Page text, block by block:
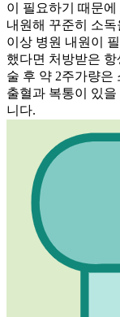
이 필요하기 때문에
내원해 꾸준히 소
이상 병원 내원이
했다면 처방받은
술 후 약 2주가량은
출혈과 복통이 있
니다.